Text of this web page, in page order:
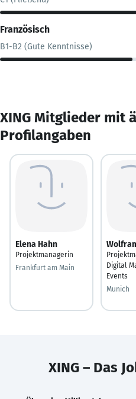
Französisch
B1-B2 (Gute Kenntnisse)
XING Mitglieder mit
Profilangaben
Elena Hahn
Projektmanagerin
Frankfurt am Main
Digital
Events
Munich
XING – Das